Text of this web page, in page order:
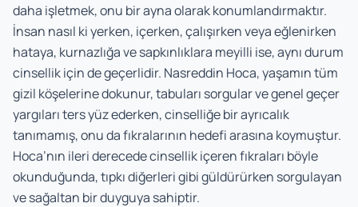
daha işletmek, onu bir ayna olarak konumlandırmaktır.
İnsan nasıl ki yerken, içerken, çalışırken veya eğlenirken
hataya, kurnazlığa ve sapkınlıklara meyilli ise, aynı durum
cinsellik için de geçerlidir. Nasreddin Hoca, yaşamın tüm
gizil köşelerine dokunur, tabuları sorgular ve genel geçer
yargıları ters yüz ederken, cinselliğe bir ayrıcalık
tanımamış, onu da fıkralarının hedefi arasına koymuştur.
Hoca’nın ileri derecede cinsellik içeren fıkraları böyle
okunduğunda, tıpkı diğerleri gibi güldürürken sorgulayan
ve sağaltan bir duyguya sahiptir.